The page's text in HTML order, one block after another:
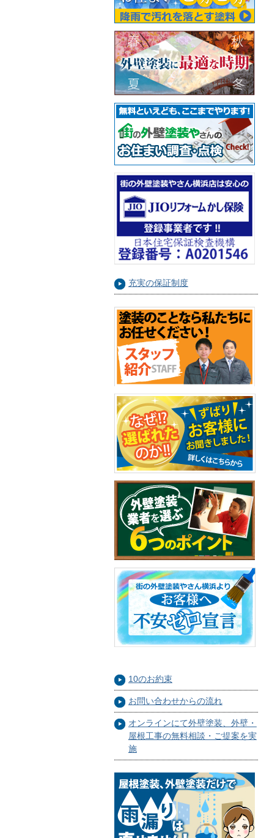
充実の保証制度
10のお約束
お問い合わせからの流れ
オンラインにて外壁塗装、外壁・
屋根工事の無料相談・ご提案を実
施